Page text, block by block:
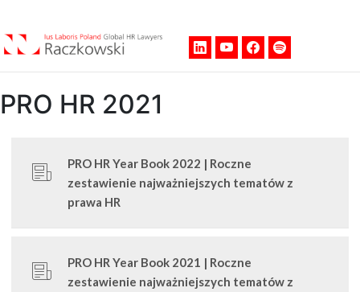
PRO HR 2021
PRO HR Year Book 2022 | Roczne
zestawienie najważniejszych tematów z
prawa HR
PRO HR Year Book 2021 | Roczne
zestawienie najważniejszych tematów z